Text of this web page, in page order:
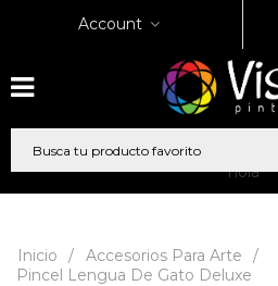
Account
hola
Inicio / Accesorios Para Arte
/
Pincel Lengua De Gato Deluxe